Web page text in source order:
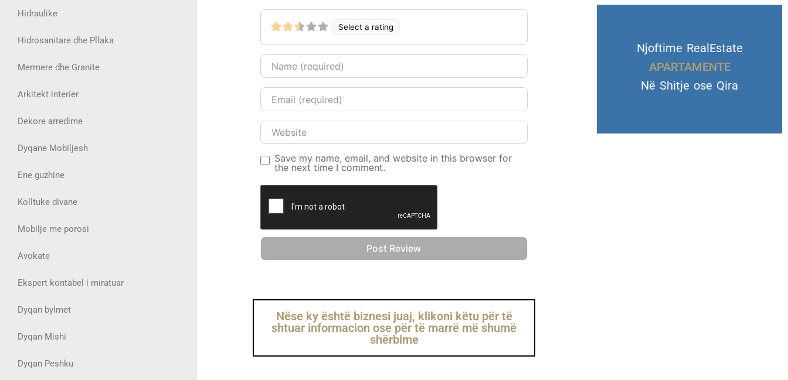
Hidraulike
Hidrosanitare dhe Pllaka
Mermere dhe Granite
Arkitekt interier
Dekore arredime
Dyqane Mobiljesh
Ene guzhine
Kolltuke divane
Mobilje me porosi
Avokate
Ekspert kontabel i miratuar
Dyqan bylmet
Dyqan Mishi
Dyqan Peshku
Select a rating
Name
Email
Website
Save my name, email, and website in this browser for
the next time I comment.
Nëse ky është biznesi juaj, klikoni këtu për të
shtuar informacion ose për të marrë më shumë
shërbime
Njoftime RealEstate
VILA DHE TROJE
Në Shitje ose Qira